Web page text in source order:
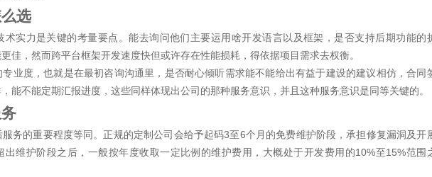
选
术实力是关键的考量要点。能去询问他们主要运用啥开发语言以及框架，是否支持后期功能的
佳，然而跨平台框架开发速度快但或许存在性能损耗，得依据项目需求去权衡。
业度，也就是在最初咨询沟通里，是否耐心倾听需求能不能给出有益于建设的建议相仿，合同
能不能定期汇报进度，这些同样体现出公司的那种服务意识，并且这种服务意识是同等关键的。
务的重要程度等同。正规的定制公司会给予起码3至6个月的免费维护阶段，承担修复漏洞及开
出维护阶段之后，一般按年度收取一定比例的维护费用，大概处于开发费用的10%至15%范围